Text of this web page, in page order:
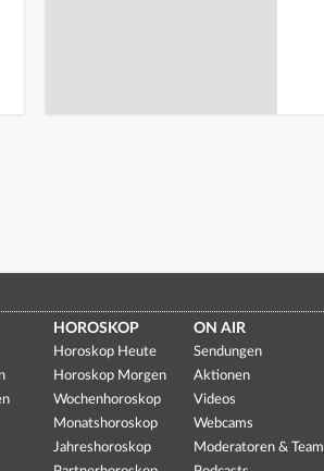
HOROSKOP
Horoskop Heute
Horoskop Morgen
Wochenhoroskop
Monatshoroskop
Jahreshoroskop
ON AIR
Sendungen
Aktionen
Videos
Webcams
Moderatoren & Team